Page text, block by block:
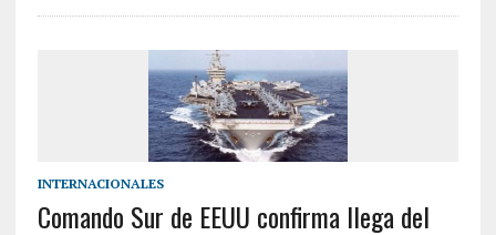
INTERNACIONALES
Comando Sur de EEUU confirma llega del